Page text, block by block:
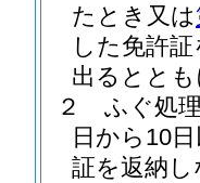
たとき又は
した免許
出るとと
２
ふぐ処
日から10
証を返納